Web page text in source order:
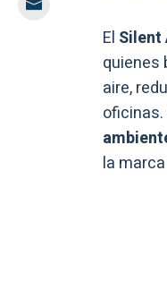
El Silent
quienes
aire,
la